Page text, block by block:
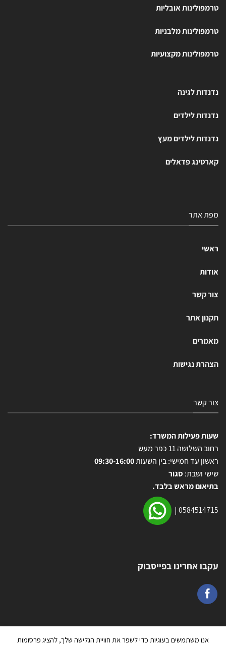
טרמפולינות אובליות
טרמפולינות מלבניות
טרמפולינות מקצועיות
נדנדות לגינה
נדנדות לילדים
נדנדות לילדים מעץ
קארטינג פדאלים
מפת אתר
ראשי
אודות
צור קשר
תקנון אתר
מאמרים
הצהרת נגישות
צור קשר
שעות פעילות המשרד:
רחוב השלושה 11 כפר מעש
ראשון עד חמישי: בין השעות09:30-16:00
שישי ושבת: סגור
בתיאום מראש בלבד.
0584514715
|
עקבו אחרינו בפייסבוק
אנו משתמשים בעוגיות כדי לשפר את חוויית הגלישה שלך, להציג פרסומות